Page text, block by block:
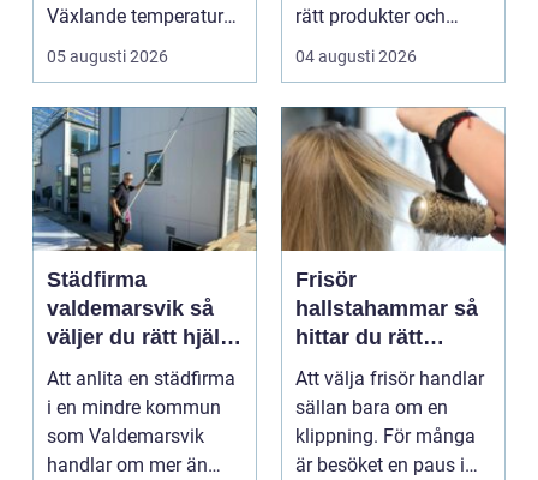
Växlande temperaturer,
vägsalt, grus, snösl...
05 augusti 2026
rätt produkter och
installationer. Den
bygger ...
04 augusti 2026
Städfirma
valdemarsvik så
väljer du rätt hjälp
för hem och
företag
Att anlita en städfirma
i en mindre kommun
som Valdemarsvik
handlar om mer än
Frisör
hallstahammar så
hittar du rätt
salong för stil,
kvalitet och känsla
Att välja frisör handlar
sällan bara om en
klippning. För många
är besöket en paus i